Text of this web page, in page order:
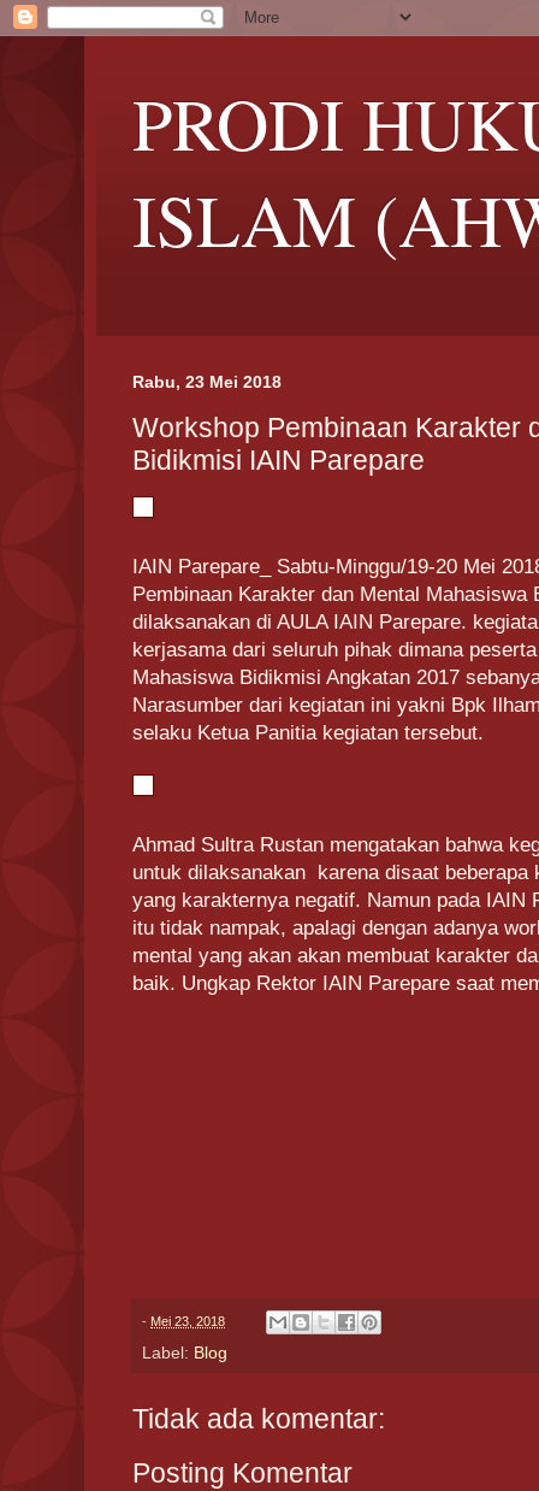
PRODI
ISLAM
Rabu, 23 Mei 2018
Workshop Pembinaan Karakter
Bidikmisi IAIN Parepare
IAIN Parepare_ Sabtu-Minggu/19-20 Mei
Pembinaan Karakter dan Mental Mahasiswa
dilaksanakan di AULA IAIN Parepare.
kerjasama dari seluruh pihak dimana
Mahasiswa Bidikmisi Angkatan 2017
Narasumber dari kegiatan ini yakni Bpk
selaku Ketua Panitia kegiatan tersebut.
Ahmad Sultra Rustan mengatakan bahwa
untuk dilaksanakan karena disaat beberapa
yang karakternya negatif. Namun pada IAIN
itu tidak nampak, apalagi dengan adanya
mental yang akan akan membuat karakter
baik. Ungkap Rektor IAIN Parepare saat
- Mei 23, 2018
Label: Blog
Tidak ada komentar:
Posting Komentar